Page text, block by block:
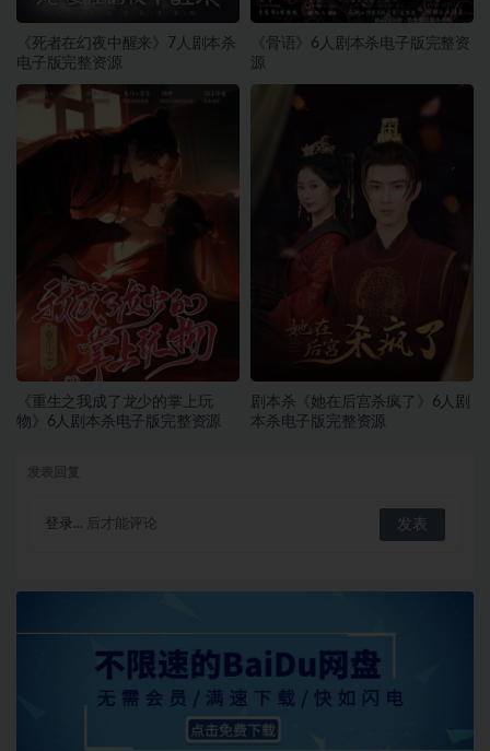
《死者在幻夜中醒来》7人剧本杀
电子版完整资源
《骨语》6人剧本杀电子版完整资
源
《重生之我成了龙少的掌上玩
物》6人剧本杀电子版完整资源
剧本杀《她在后宫杀疯了》6人剧
本杀电子版完整资源
登录... 后才能评论